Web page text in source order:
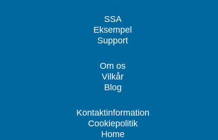
SSA
Eksempel
Support
Om os
Vilkår
Blog
Kontaktinformation
Cookiepolitik
Home